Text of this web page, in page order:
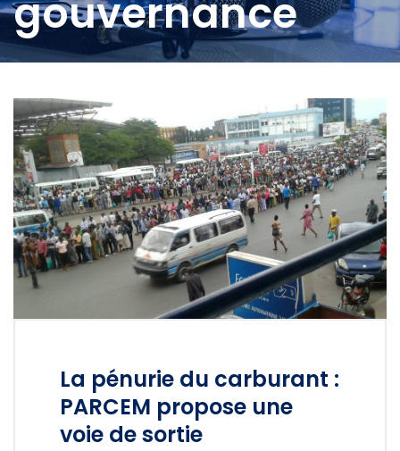
gouvernance
La pénurie du carburant :
PARCEM propose une
voie de sortie